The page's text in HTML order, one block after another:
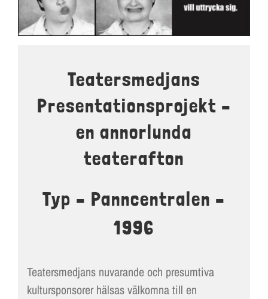
LOKALER OCH KOSTYM
KONTAKT
TEATERSMEDJAN PLAY
Teatersmedjans
Presentationsprojekt –
en annorlunda
teaterafton
Typ – Panncentralen –
1996
Teatersmedjans nuvarande och presumtiva
kultursponsorer hälsas välkomna till en